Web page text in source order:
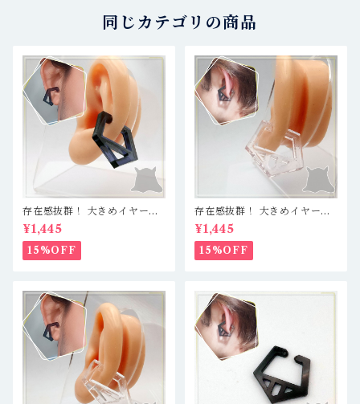
同じカテゴリの商品
存在感抜群！ 大きめイヤーカ
フ 軽量レジン製で疲れ知らず
☆ クリアブルーブラック／五
角形
¥1,445
15%OFF
存在感抜群！ 大きめイヤーカ
フ 軽量レジン製で疲れ知らず
☆ クリア／仕切あり五角形
¥1,445
15%OFF